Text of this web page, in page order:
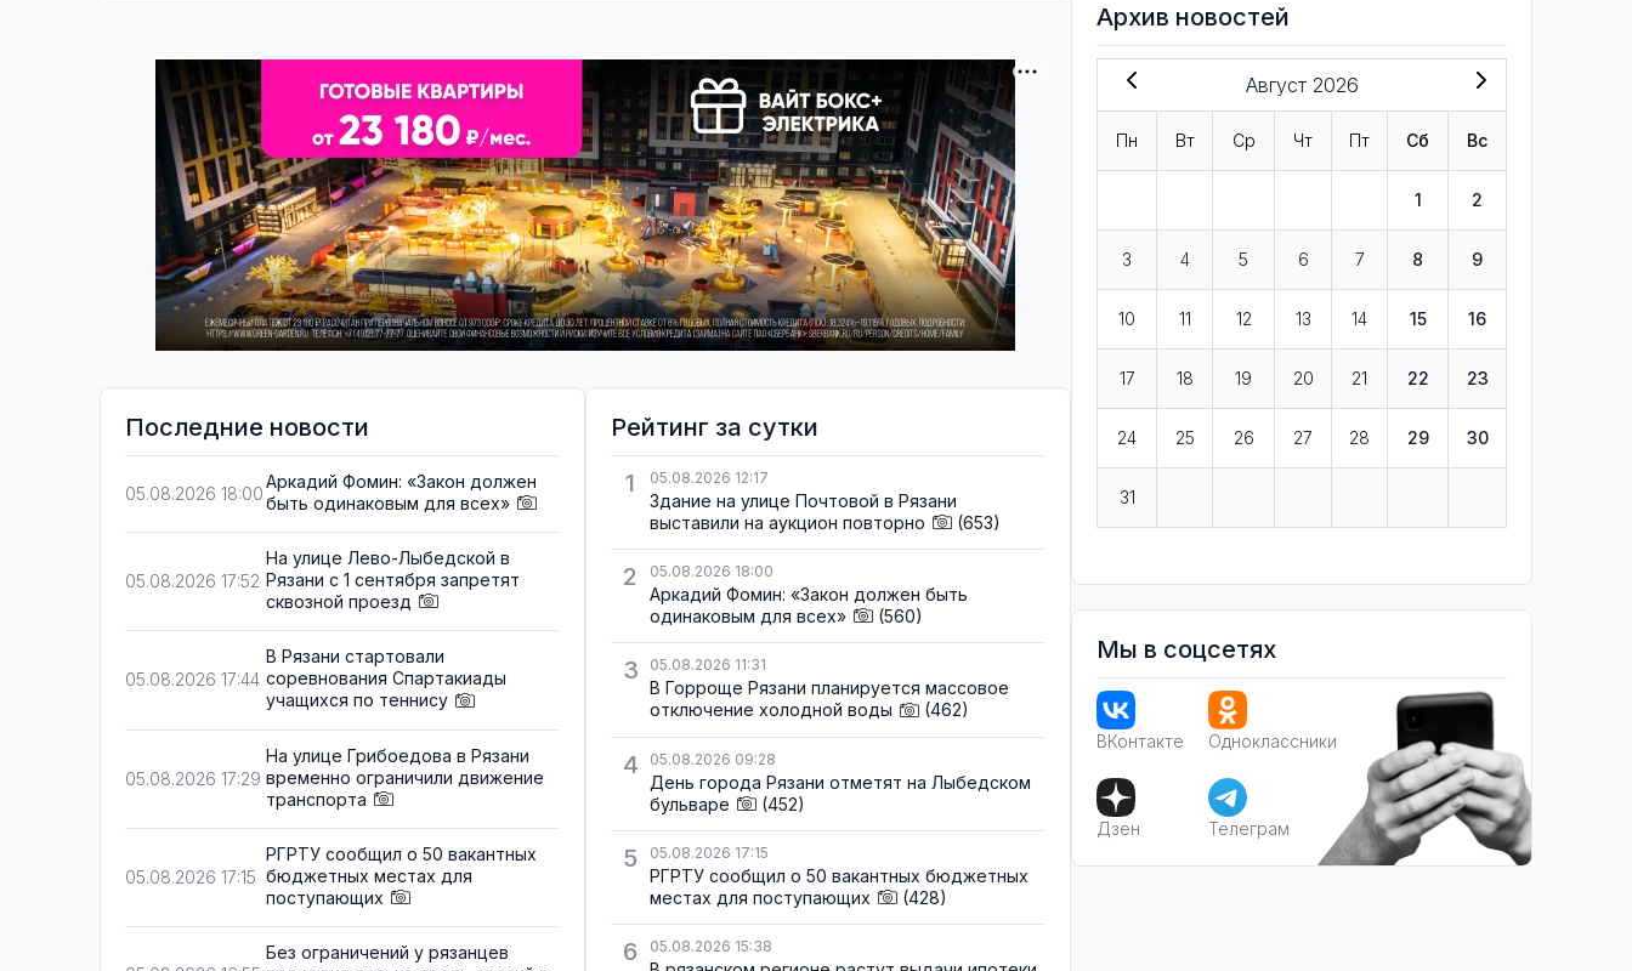
Последние новости
05.08.2026 18:00
Аркадий Фомин: «Закон должен
быть одинаковым для всех»
05.08.2026 17:52
На улице Лево-Лыбедской в
Рязани с 1 сентября запретят
сквозной проезд
05.08.2026 17:44
В Рязани стартовали
соревнования Спартакиады
учащихся по теннису
05.08.2026 17:29
На улице Грибоедова в Рязани
временно ограничили движение
транспорта
05.08.2026 17:15
РГРТУ сообщил о 50 вакантных
бюджетных местах для
поступающих
Без ограничений у рязанцев
Рейтинг за сутки
1
05.08.2026 12:17
Здание на улице Почтовой в Рязани
выставили на аукцион повторно
(653)
2 05.08.2026 18:00
Аркадий Фомин: «Закон должен быть
одинаковым для всех»
(560)
3 05.08.2026 11:31
В Горроще Рязани планируется массовое
отключение холодной воды
(462)
4 05.08.2026 09:28
День города Рязани отметят на Лыбедском
бульваре
(452)
5 05.08.2026 17:15
РГРТУ сообщил о 50 вакантных бюджетных
местах для поступающих
(428)
6 05.08.2026 15:38
Архив новостей
Август 2026
Пн Вт Ср Чт Пт Сб Вс
1 2
3 4 5 6 7 8 9
10 11 12 13 14 15 16
17 18 19 20 21 22 23
24 25 26 27 28 29 30
31
Мы в соцсетях
ВКонтакте Одноклассники
Дзен Телеграм